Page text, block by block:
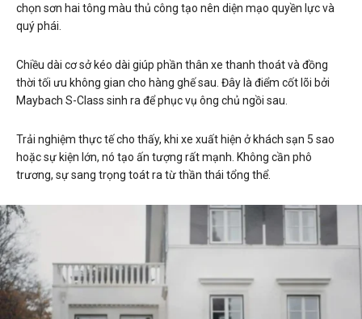
chọn sơn hai tông màu thủ công tạo nên diện mạo quyền lực và
quý phái.
Chiều dài cơ sở kéo dài giúp phần thân xe thanh thoát và đồng
thời tối ưu không gian cho hàng ghế sau. Đây là điểm cốt lõi bởi
Maybach S-Class sinh ra để phục vụ ông chủ ngồi sau.
Trải nghiệm thực tế cho thấy, khi xe xuất hiện ở khách sạn 5 sao
hoặc sự kiện lớn, nó tạo ấn tượng rất mạnh. Không cần phô
trương, sự sang trọng toát ra từ thần thái tổng thể.